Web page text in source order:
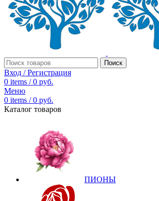
Поиск
Вход / Регистрация
0 items / 0 руб.
Меню
0 items / 0 руб.
Каталог товаров
ПИОНЫ